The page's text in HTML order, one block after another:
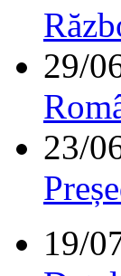
29/
23/
19/